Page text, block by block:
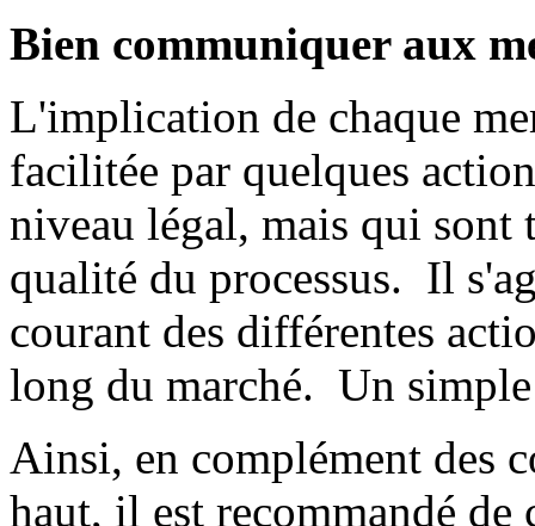
Bien communiquer aux
L'implication de chaque
facilitée par quelques
niveau légal, mais qui sont
qualité du processus. Il
courant des différentes
long du marché. Un
Ainsi, en complément des
haut, il est recommandé